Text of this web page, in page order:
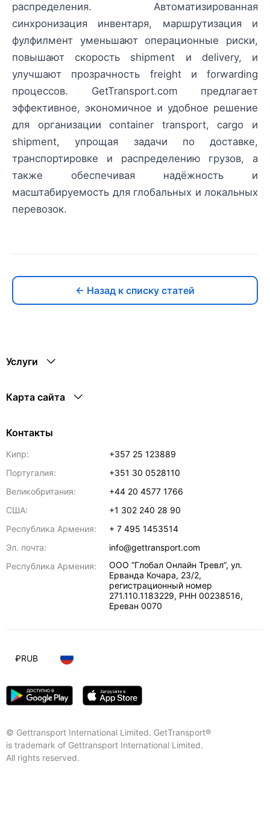
распределения. Автоматизированная
синхронизация инвентаря, маршрутизация и
фулфилмент уменьшают операционные риски,
повышают скорость shipment и delivery, и
улучшают прозрачность freight и forwarding
процессов. GetTransport.com предлагает
эффективное, экономичное и удобное решение
для организации container transport, cargo и
shipment, упрощая задачи по доставке,
транспортировке и распределению грузов, а
также обеспечивая надёжность и
масштабируемость для глобальных и локальных
перевозок.
← Назад к списку статей
Услуги
Карта сайта
Контакты
Кипр:
+357 25 123889
Португалия:
+351 30 0528110
Великобритания:
+44 20 4577 1766
США:
+1 302 240 28 90
Республика Армения:
+ 7 495 1453514
Эл. почта:
info@gettransport.com
Республика Армения:
ООО “Глобал Онлайн Тревл”, ул.
Ерванда Кочара, 23/2,
регистрационный номер
271.110.1183229, РНН 00238516,
Ереван 0070
© Gettransport International Limited. GetTransport®
is trademark of Gettransport International Limited.
All rights reserved.
₽RUB